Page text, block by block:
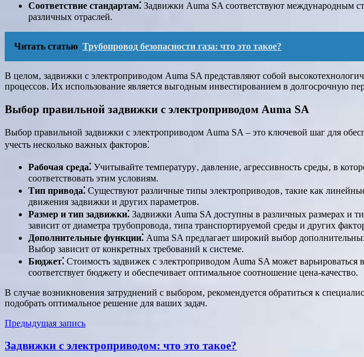
Соответствие стандартам⁚ Задвижки Auma SA соответствуют международным
различных отраслей.
Читать статью Трубопровод безопасности газа: что это такое?
В целом‚ задвижки с электроприводом Auma SA представляют собой
процессов. Их использование является выгодным инвестированием в долгосрочную
Выбор правильной задвижки с электроприводом Auma SA
Выбор правильной задвижки с электроприводом Auma SA – это ключевой шаг для
учесть несколько важных факторов⁚
Рабочая среда⁚ Учитывайте температуру‚ давление‚ агрессивность среды‚ в
соответствовать этим условиям.
Тип привода⁚ Существуют различные типы электроприводов‚ такие как
движения задвижки и других параметров.
Размер и тип задвижки⁚ Задвижки Auma SA доступны в различных размерах и
зависит от диаметра трубопровода‚ типа транспортируемой среды и других
Дополнительные функции⁚ Auma SA предлагает широкий выбор
Выбор зависит от конкретных требований к системе.
Бюджет⁚ Стоимость задвижек с электроприводом Auma SA может
соответствует бюджету и обеспечивает оптимальное соотношение цена-качество.
В случае возникновения затруднений с выбором‚ рекомендуется обратиться к
подобрать оптимальное решение для ваших задач.
Навигация
по
Предыдущая запись
Задвижки с электроприводом: что это такое?